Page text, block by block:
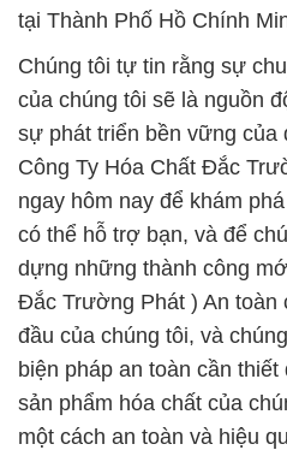
tại Thành Phố Hồ Chính
Chúng tôi tự tin rằng sự
của chúng tôi sẽ là nguồn
sự phát triển bền vững của
Công Ty Hóa Chất Đắc
ngay hôm nay để khám
có thể hỗ trợ bạn, và để
dựng những thành công
Đắc Trường Phát ) An toàn
đầu của chúng tôi, và
biện pháp an toàn cần
sản phẩm hóa chất của
một cách an toàn và hiệu